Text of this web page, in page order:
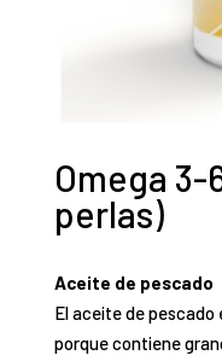
Omega 3-
perlas)
Aceite de pescado
El aceite de pescado
porque contiene